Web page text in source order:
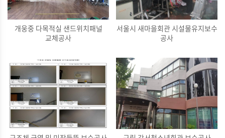
개웅중 다목적실 샌드위치패널
교체공사
서울시 새마을회관 시설물유지보수
공사